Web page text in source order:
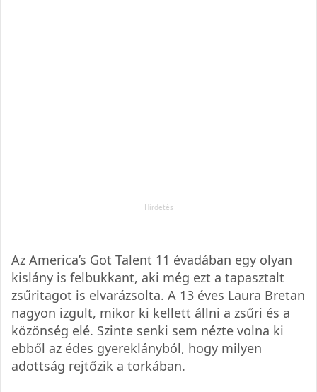
Az America’s Got Talent 11 évadában egy olyan
kislány is felbukkant, aki még ezt a tapasztalt
zsűritagot is elvarázsolta. A 13 éves Laura Bretan
nagyon izgult, mikor ki kellett állni a zsűri és a
közönség elé. Szinte senki sem nézte volna ki
ebből az édes gyereklányból, hogy milyen
adottság rejtőzik a torkában.